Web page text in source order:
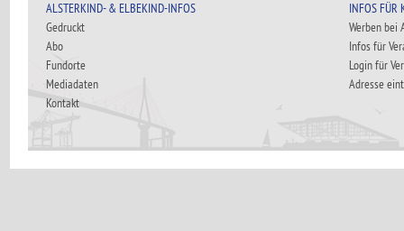
ALSTERKIND- & ELBEKIND-INFOS
Gedruckt
Abo
Fundorte
Mediadaten
Kontakt
INFOS FÜR
Werben bei
Infos für
Login für
Adresse